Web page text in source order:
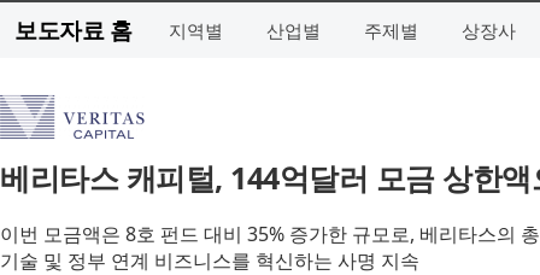
보도자료 홈 지역별 산업별 주제별 상장사
베리타스 캐피털, 144억달러 모금 상한
이번 모금액은 8호 펀드 대비 35% 증가한 규모로, 베리타스의
기술 및 정부 연계 비즈니스를 혁신하는 사명 지속